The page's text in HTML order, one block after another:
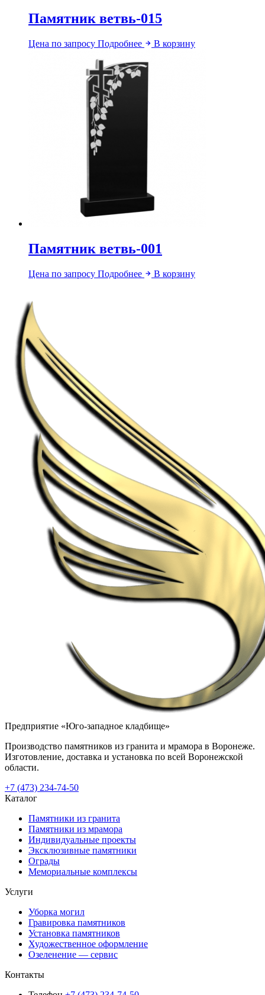
Памятник ветвь-015
Цена по запросу Подробнее В корзину
Памятник ветвь-001
Цена по запросу Подробнее В корзину
Предприятие «Юго-западное кладбище»
Производство памятников из гранита и мрамора в Воронеже.
Изготовление, доставка и установка по всей Воронежской
области.
+7 (473) 234-74-50
Каталог
Памятники из гранита
Памятники из мрамора
Индивидуальные проекты
Эксклюзивные памятники
Ограды
Мемориальные комплексы
Услуги
Уборка могил
Гравировка памятников
Установка памятников
Художественное оформление
Озеленение — сервис
Контакты